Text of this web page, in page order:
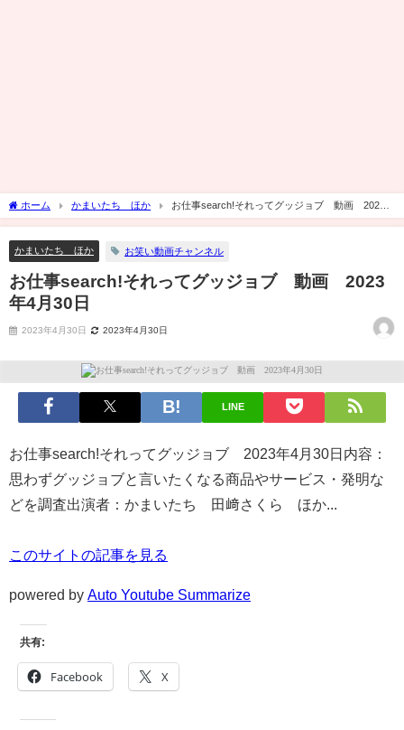
ホーム かまいたち ほか
お仕事search!それってグッジョブ 動画 2023
年4月30日
かまいたち ほか お笑い動画チャンネル
お仕事search!それってグッジョブ 動画 2023
年4月30日
2023年4月30日 2023年4月30日
LINE
お仕事search!それってグッジョブ 2023年4月30日内容：
思わずグッジョブと言いたくなる商品やサービス・発明な
どを調査出演者：かまいたち 田﨑さくら ほか...
このサイトの記事を見る
powered by Auto Youtube Summarize
共有:
Facebook X